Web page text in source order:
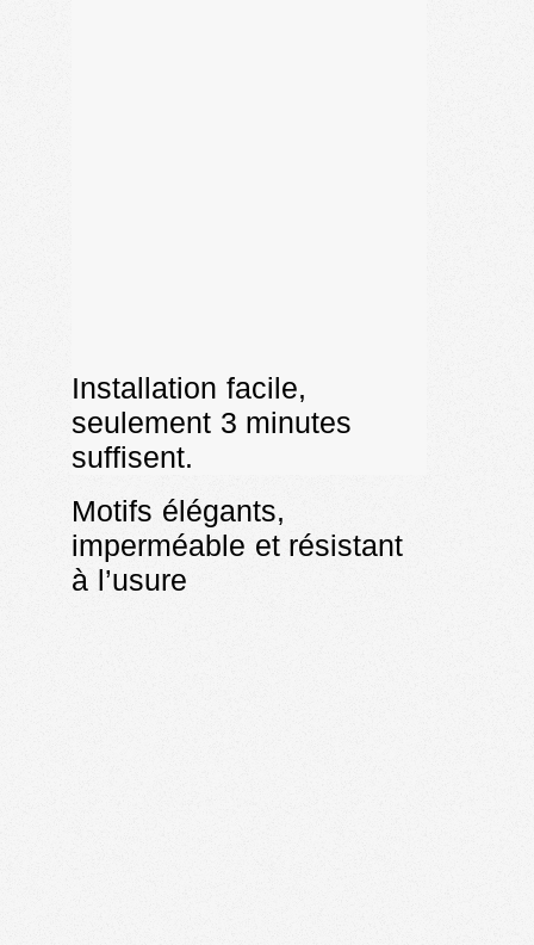
Installation facile,
seulement 3 minutes
suffisent.
Motifs élégants,
imperméable et résistant
à l’usure